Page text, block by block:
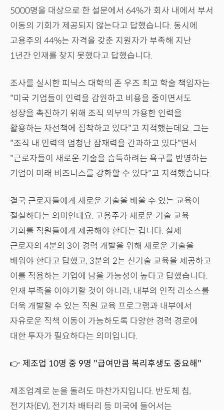
5000명을 대상으로 한 설문에서 64%가 회사 내에서 부서
이동의 기회가 제공되지 않는다고 답했습니다. 동시에
고용주의 44%는 자격을 갖춘 지원자가 부족해 지난
1년간 인재를 찾지 못했다고 답했습니다.
조사를 실시한 피닉스 대학의 존 우즈 최고 학술 책임자는
"미국 기업들이 인력을 감원하고 비용을 줄이면서도
성장을 촉진하기 위해 조직 외부의 가용한 인력을
활용하는 차선책에 집착하고 있다"고 지적했는데요. 그는
"조직 내 인력의 엄청난 잠재력을 간과하고 있다"면서
"근로자들이 새로운 기술을 습득하려는 욕구를 반영하는
기업이 미래 비즈니스를 강화할 수 있다"고 지적했습니다.
결국 근로자들에게 새로운 기술을 배울 수 있는 교육이
절실하다는 의미인데요. 고용주가 새로운 기술 교육
기회를 직원들에게 제공해야 한다는 겁니다. 실제
근로자의 4분의 3이 경력 개발을 위해 새로운 기술을
배워야 한다고 답했고, 3분의 2는 신기술 교육을 제공하고
이를 적용하는 기업에 남을 가능성이 높다고 답했습니다.
인재 부족을 이야기할 것이 아니라, 내부의 인적 리소스를
더욱 개발할 수 있는 직원 교육 프로그램과 내부에서
자유로운 직책 이동이 가능하도록 다양한 경력 경로에
대한 투자가 필요하다는 의미입니다.
👉 제조업 10명 중 9명 "급여만큼 복리후생도 중요해"
제조업계로 눈을 돌려도 마찬가지입니다. 반도체 칩,
전기차(EV), 전기차 배터리 등 미국에 들어서는